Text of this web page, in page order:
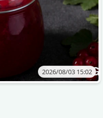
2026/08/03 15:02